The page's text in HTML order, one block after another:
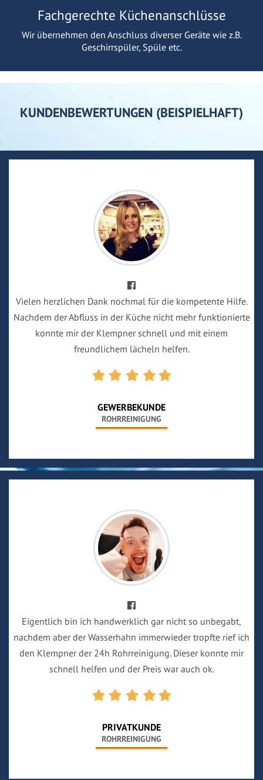
Fachgerechte Küchenanschlüsse
Wir übernehmen den Anschluss diverser Geräte wie z.B.
Geschirrspüler, Spüle etc.
KUNDENBEWERTUNGEN (BEISPIELHAFT)
Vielen herzlichen Dank nochmal für die kompetente Hilfe.
Nachdem der Abfluss in der Küche nicht mehr funktionierte
konnte mir der Klempner schnell und mit einem
freundlichem lächeln helfen.
GEWERBEKUNDE
ROHRREINIGUNG
Eigentlich bin ich handwerklich gar nicht so unbegabt,
nachdem aber der Wasserhahn immerwieder tropfte rief ich
den Klempner der 24h Rohrreinigung. Dieser konnte mir
schnell helfen und der Preis war auch ok.
PRIVATKUNDE
ROHRREINIGUNG